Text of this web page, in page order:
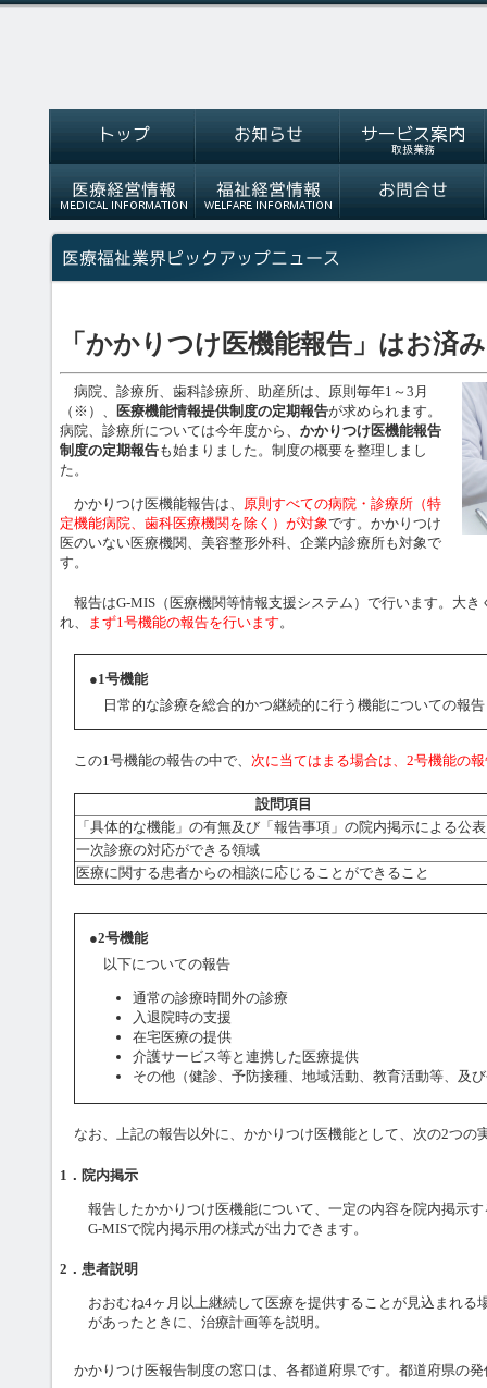
「かかりつけ医機能報告」はお済
病院、診療所、歯科診療所、助産所は、原則毎年1～3月
（※）、 医療機能情報提供制度の定期報告が求められます。
病院、診療所については今年度から、 かかりつけ医機能報告
制度の定期報告も始まりました。制度の概要を整理しまし
た。
かかりつけ医機能報告は、
原則すべての病院・診療所（特
定機能病院、歯科医療機関を除く）が対象です。かかりつけ
医のいない医療機関、美容整形外科、企業内診療所も対象で
す。
報告はG-MIS（医療機関等情報支援システム）で行います。大き
れ、
まず1号機能の報告を行います。
●1号機能
日常的な診療を総合的かつ継続的に行う機能についての報告
この1号機能の報告の中で、 次に当てはまる場合は、2号機能の
設問項目
「具体的な機能」の有無及び「報告事項」の院内掲示による公表
一次診療の対応ができる領域
医療に関する患者からの相談に応じることができること
●2号機能
以下についての報告
通常の診療時間外の診療
入退院時の支援
在宅医療の提供
介護サービス等と連携した医療提供
その他（健診、予防接種、地域活動、教育活動等、及
なお、上記の報告以外に、かかりつけ医機能として、次の2つの
1．院内掲示
報告したかかりつけ医機能について、一定の内容を院内掲示
G-MISで院内掲示用の様式が出力できます。
2．患者説明
おおむね4ヶ月以上継続して医療を提供することが見込まれる
があったときに、治療計画等を説明。
かかりつけ医報告制度の窓口は、各都道府県です。都道府県の